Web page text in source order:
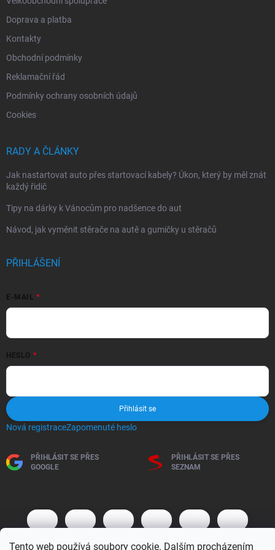
Tento web používá soubory cookie. Dalším procházením
Doprava a platba
Kontakty
Obchodní podmínky
Reklamační řád
Podmínky ochrany osobních údajů
Cookies
RADY A ČLÁNKY
Jak nastartovat auto přes startovací kabely? Úkon, který by měl znát
každý řidič
Tipy na dárky k Vánocům pro nadšence do aut
Návod, jak vyměnit stěrače na autě a gumičky u stěračů
PŘIHLÁŠENÍ
E-MAIL
HESLO
Přihlásit se
Nová registraceZapomenuté heslo
PŘIHLÁSIT SE PŘES
GOOGLE
PŘIHLÁSIT SE PŘES
SEZNAM